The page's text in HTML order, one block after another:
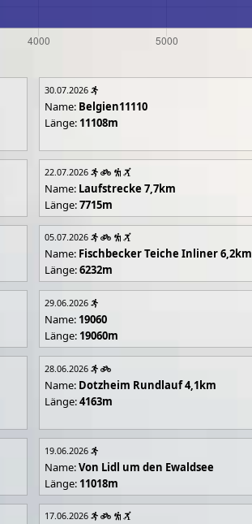
30.07.2026
Name: Belgien11110
Länge: 11108m
22.07.2026
Name: Laufstrecke 7,7km
Länge:7715m
05.07.2026
Name: Fischbecker Teiche Inliner 6,2km
Länge:6232m
29.06.2026
Name: 19060
Länge: 19060m
28.06.2026
Name: Dotzheim Rundlauf 4,1km
Länge:4163m
19.06.2026
Name:Von Lidl um den Ewaldsee
Länge: 11018m
17.06.2026